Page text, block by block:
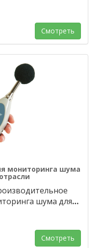
Смотреть
мониторинга шума
шума для…
Смотреть